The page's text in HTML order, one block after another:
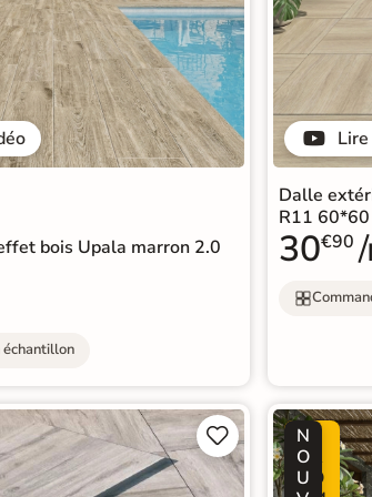
bois Upala marron 2.0
échantillon
Dalle
R11 60*60
30€90


P
R
O
N
O
U